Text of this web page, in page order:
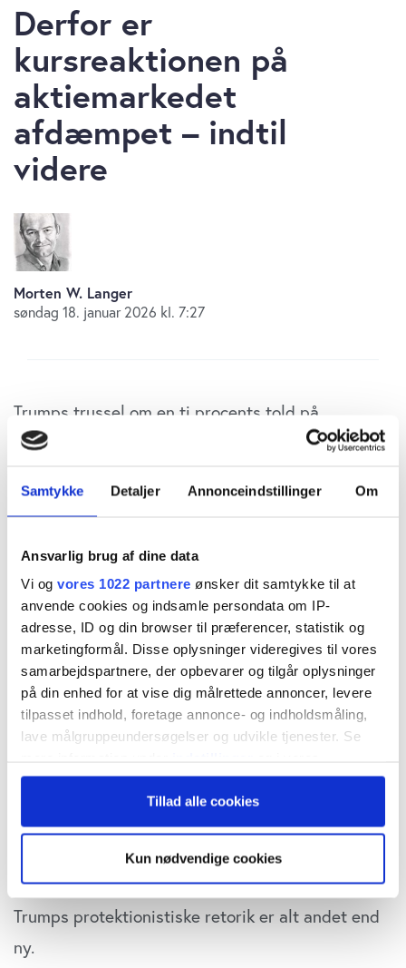
Samtykke Detaljer Annonceindstillinger Om
Ansvarlig brug af dine data
Vi og vores 1022 partnere ønsker dit samtykke til at
anvende cookies og indsamle persondata om IP-
adresse, ID og din browser til præferencer, statistik og
marketingformål. Disse oplysninger videregives til vores
samarbejdspartnere, der opbevarer og tilgår oplysninger
på din enhed for at vise dig målrettede annoncer, levere
tilpasset indhold, foretage annonce- og indholdsmåling,
lave målgruppeundersøgelser og udvikle tjenester. Se
persondatapolitik. Du kan altid trække dit samtykke
tilbage eller ændre indstillinger fra vores
"Cookiedeklaration", eller ved at trykke på "Privacy
Hvis du tillader det, vil vi også gerne:
Indsamle præcise oplysninger om din placering,
Tillad alle cookies
Kun nødvendige cookies
Derfor er
kursreaktionen på
aktiemarkedet
afdæmpet – indtil
videre
Morten W. Langer
søndag 18. januar 2026 kl. 7:27
Trumps trussel om en ti procents told på
europæisk eksport til USA, er indtil videre
procent nede, mens amerikanske aktier er en halv
procent nede
Her er en analyse af, hvorfor aktiemarkedernes
kursreaktion har været bemærkelsesværdigt
afdæmpet på Trumps trussel om at indføre 10 %
told på europæisk import til USA:
1. Truslen erkendt stof
– ikke et nyt chok
Markedet reagerer kraftigst påoverraskelser, og
Trumps protektionistiske retorik er alt andet end
ny.